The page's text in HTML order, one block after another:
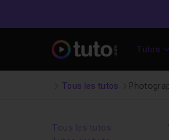
Tutos
Tous les tutos
Tous les tutos